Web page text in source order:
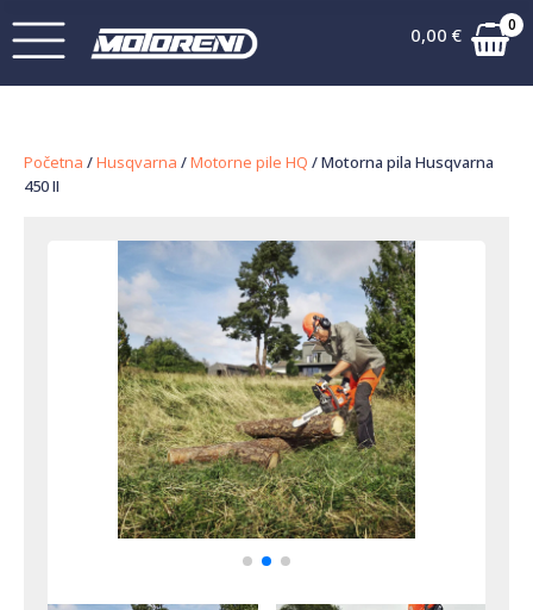
0,00 € 0
Početna /Husqvarna /Motorne pile HQ / Motorna pila Husqvarna
450 II